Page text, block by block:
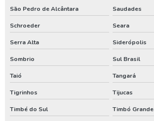
São Pedro de Alcântara Saudades
Schroeder Seara
Serra Alta Siderópolis
Sombrio Sul Brasil
Taió Tangará
Tigrinhos Tijucas
Timbé do Sul Timbó Grande